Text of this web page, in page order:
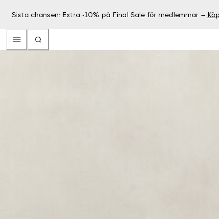
Sista chansen: Extra -10% på Final Sale för medlemmar –